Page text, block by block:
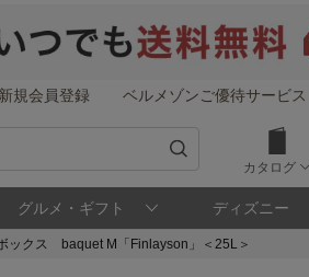
新規会員登録 ベルメゾンご優待サービス
カタログ
グルメ・ギフト ディズニー
ックス baquet M「Finlayson」＜25L＞